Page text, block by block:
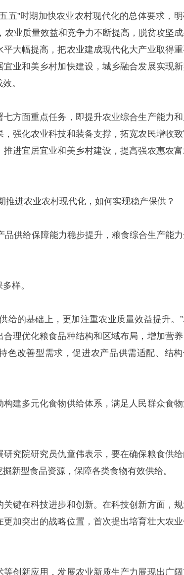
五”时期加快农业农村现代化的总体要求，
业质量效益和竞争力不断提高，脱贫攻坚
大幅提高，把农业建成现代化大产业取得
业和美乡村加快建设，城乡融合发展实现
。
方面重点任务，即提升农业综合生产能力
强化农业科技和装备支撑，拓宽农民增收致
进宜居宜业和美乡村建设，提高强农惠农
推进农业农村现代化，如何实现稳产保供？
供给保障能力稳步提升，粮食综合生产能
样。
给的基础上，更加注重农业质量效益提升。
理优化粮食品种结构和区域布局，增加营养
色改善型需求，促进农产品供需适配、结
建多元化食物供给体系，满足人民群众食
究院研究员仇童伟表示，要在确保粮食供
新型食品资源，保障各类食物有效供给。
键在科技进步和创新。在科技创新方面，规
加突出的战略位置，首次提出培育壮大农
创新应用，发展农业新质生产力展现出广